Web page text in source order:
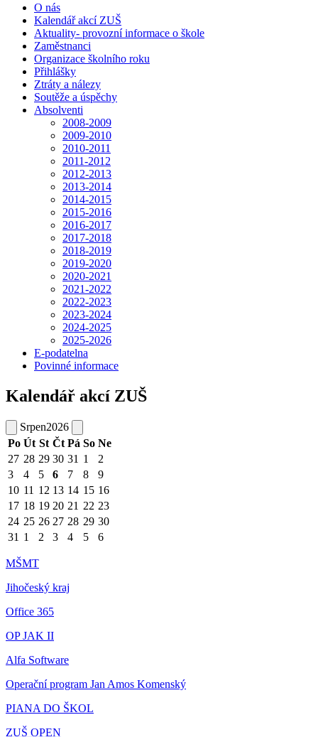
O nás
Kalendář akcí ZUŠ
Aktuality- provozní informace o škole
Zaměstnanci
Organizace školního roku
Přihlášky
Ztráty a nálezy
Soutěže a úspěchy
Absolventi
2008-2009
2009-2010
2010-2011
2011-2012
2012-2013
2013-2014
2014-2015
2015-2016
2016-2017
2017-2018
2018-2019
2019-2020
2020-2021
2021-2022
2022-2023
2023-2024
2024-2025
2025-2026
E-podatelna
Povinné informace
Kalendář akcí ZUŠ
Srpen2026
Po Út St Čt Pá So Ne
27 28 29 30 31 1
2
3
4 5 6 7 8
9
10 11 12 13 14 15 16
17 18 19 20 21 22 23
24 25 26 27 28 29 30
31 1 2 3 4 5 6
MŠMT
Jihočeský kraj
Office 365
OP JAK II
Alfa Software
Operační program Jan Amos Komenský
PIANA DO ŠKOL
ZUŠ OPEN